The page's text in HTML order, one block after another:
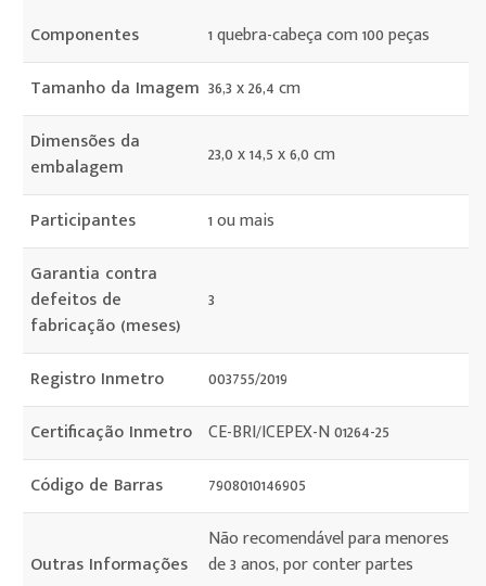
Componentes
1 quebra-cabeça com 100 peças
Tamanho da Imagem 36,3 x 26,4 cm
Dimensões da
embalagem
23,0 x 14,5 x 6,0 cm
Participantes
1 ou mais
Garantia contra
defeitos de
fabricação (meses)
3
Registro Inmetro
003755/2019
Certificação Inmetro CE-BRI/ICEPEX-N 01264-25
Código de Barras
7908010146905
Outras Informações
Não recomendável para menores
de 3 anos, por conter partes